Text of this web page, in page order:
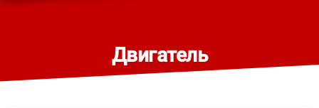
Двигатель